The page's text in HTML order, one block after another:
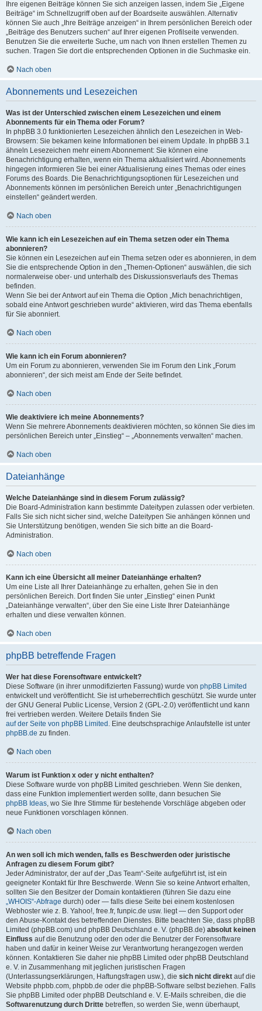
Ihre eigenen Beiträge können Sie sich anzeigen lassen, indem Sie „Eigene
Beiträge“ im Schnellzugriff oben auf der Boardseite auswählen. Alternativ
können Sie auch „Ihre Beiträge anzeigen“ in Ihrem persönlichen Bereich oder
„Beiträge des Benutzers suchen“ auf Ihrer eigenen Profilseite verwenden.
Benutzen Sie die erweiterte Suche, um nach von Ihnen erstellen Themen zu
suchen. Tragen Sie dort die entsprechenden Optionen in die Suchmaske ein.
Nach oben
Abonnements und Lesezeichen
Was ist der Unterschied zwischen einem Lesezeichen und einem
Abonnements für ein Thema oder Forum?
In phpBB 3.0 funktionierten Lesezeichen ähnlich den Lesezeichen in Web-
Browsern: Sie bekamen keine Informationen bei einem Update. In phpBB 3.1
ähneln Lesezeichen mehr einem Abonnement: Sie können eine
Benachrichtigung erhalten, wenn ein Thema aktualisiert wird. Abonnements
hingegen informieren Sie bei einer Aktualisierung eines Themas oder eines
Forums des Boards. Die Benachrichtigungsoptionen für Lesezeichen und
Abonnements können im persönlichen Bereich unter „Benachrichtigungen
einstellen“ geändert werden.
Nach oben
Wie kann ich ein Lesezeichen auf ein Thema setzen oder ein Thema
abonnieren?
Sie können ein Lesezeichen auf ein Thema setzen oder es abonnieren, in dem
Sie die entsprechende Option in den „Themen-Optionen“ auswählen, die sich
normalerweise ober- und unterhalb des Diskussionsverlaufs des Themas
befinden.
Wenn Sie bei der Antwort auf ein Thema die Option „Mich benachrichtigen,
sobald eine Antwort geschrieben wurde“ aktivieren, wird das Thema ebenfalls
für Sie abonniert.
Nach oben
Wie kann ich ein Forum abonnieren?
Um ein Forum zu abonnieren, verwenden Sie im Forum den Link „Forum
abonnieren“, der sich meist am Ende der Seite befindet.
Nach oben
Wie deaktiviere ich meine Abonnements?
Wenn Sie mehrere Abonnements deaktivieren möchten, so können Sie dies im
persönlichen Bereich unter „Einstieg“ – „Abonnements verwalten“ machen.
Nach oben
Dateianhänge
Welche Dateianhänge sind in diesem Forum zulässig?
Die Board-Administration kann bestimmte Dateitypen zulassen oder verbieten.
Falls Sie sich nicht sicher sind, welche Dateitypen Sie anhängen können und
Sie Unterstützung benötigen, wenden Sie sich bitte an die Board-
Administration.
Nach oben
Kann ich eine Übersicht all meiner Dateianhänge erhalten?
Um eine Liste all Ihrer Dateianhänge zu erhalten, gehen Sie in den
persönlichen Bereich. Dort finden Sie unter „Einstieg“ einen Punkt
„Dateianhänge verwalten“, über den Sie eine Liste Ihrer Dateianhänge
erhalten und diese verwalten können.
Nach oben
phpBB betreffende Fragen
Wer hat diese Forensoftware entwickelt?
Diese Software (in ihrer unmodifizierten Fassung) wurde von phpBB Limited
entwickelt und veröffentlicht. Sie ist urheberrechtlich geschützt. Sie wurde unter
der GNU General Public License, Version 2 (GPL-2.0) veröffentlicht und kann
frei vertrieben werden. Weitere Details finden Sie
auf der Seite von phpBB Limited . Eine deutschsprachige Anlaufstelle ist unter
phpBB.de zu finden.
Nach oben
Warum ist Funktion x oder y nicht enthalten?
Diese Software wurde von phpBB Limited geschrieben. Wenn Sie denken,
dass eine Funktion implementiert werden sollte, dann besuchen Sie
phpBB Ideas, wo Sie Ihre Stimme für bestehende Vorschläge abgeben oder
neue Funktionen vorschlagen können.
Nach oben
An wen soll ich mich wenden, falls es Beschwerden oder juristische
Anfragen zu diesem Forum gibt?
Jeder Administrator, der auf der „Das Team“-Seite aufgeführt ist, ist ein
geeigneter Kontakt für Ihre Beschwerde. Wenn Sie so keine Antwort erhalten,
sollten Sie den Besitzer der Domain kontaktieren (führen Sie dazu eine
„WHOIS“-Abfrage durch) oder — falls diese Seite bei einem kostenlosen
Webhoster wie z. B. Yahoo!, free.fr, funpic.de usw. liegt — den Support oder
den Abuse-Kontakt des betreffenden Dienstes. Bitte beachten Sie, dass phpBB
Limited (phpBB.com) und phpBB Deutschland e. V. (phpBB.de) absolut keinen
Einfluss auf die Benutzung oder den oder die Benutzer der Forensoftware
haben und dafür in keiner Weise zur Verantwortung herangezogen werden
können. Kontaktieren Sie daher nie phpBB Limited oder phpBB Deutschland
e. V. in Zusammenhang mit jeglichen juristischen Fragen
(Unterlassungserklärungen, Haftungsfragen usw.), die sich nicht direkt auf die
Website phpbb.com, phpbb.de oder die phpBB-Software selbst beziehen. Falls
Sie phpBB Limited oder phpBB Deutschland e. V. E-Mails schreiben, die die
Softwarenutzung durch Dritte betreffen, so werden Sie, wenn überhaupt,